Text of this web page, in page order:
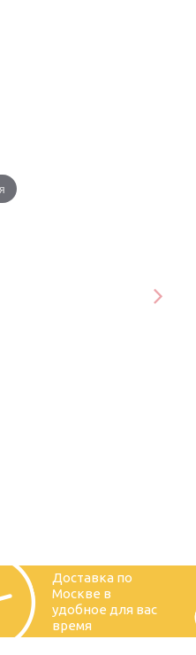
Доставка по
Москве в
удобное для вас
время